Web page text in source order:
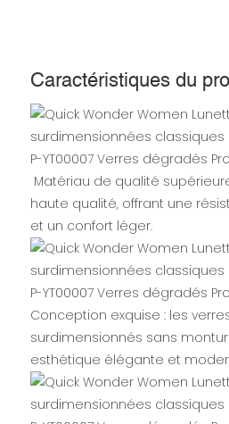
Caractéristiques du
Matériau de qualité
haute qualité, offrant une
et un confort léger.
Conception exquise : les
surdimensionnés sans
esthétique élégante et